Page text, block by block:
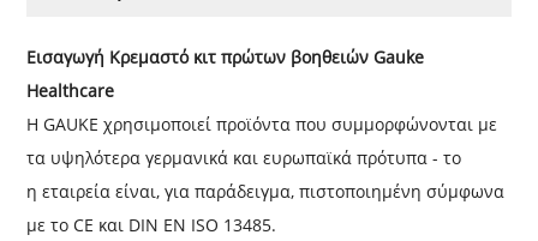
Εισαγωγή Κρεμαστό κιτ πρώτων βοηθειών Gauke
Healthcare
Η GAUKE χρησιμοποιεί προϊόντα που συμμορφώνονται με
τα υψηλότερα γερμανικά και ευρωπαϊκά πρότυπα - το
η εταιρεία είναι, για παράδειγμα, πιστοποιημένη σύμφωνα
με το CE και DIN EN ISO 13485.